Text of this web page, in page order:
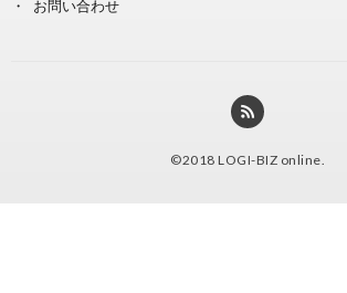
お問い合わせ
©2018 LOGI-BIZ online